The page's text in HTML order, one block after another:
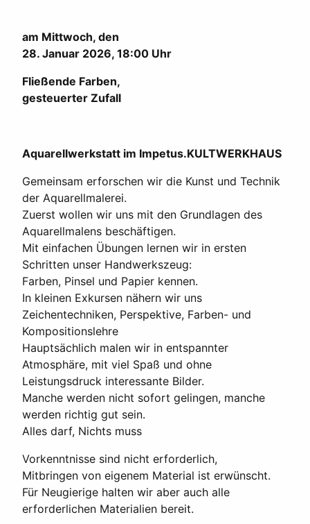
am Mittwoch, den
28. Januar 2026, 18:00 Uhr
Fließende Farben,
gesteuerter Zufall
Aquarellwerkstatt im Impetus.KULTWERKHAUS
Gemeinsam erforschen wir die Kunst und Technik
der Aquarellmalerei.
Zuerst wollen wir uns mit den Grundlagen des
Aquarellmalens beschäftigen.
Mit einfachen Übungen lernen wir in ersten
Schritten unser Handwerkszeug:
Farben, Pinsel und Papier kennen.
In kleinen Exkursen nähern wir uns
Zeichentechniken, Perspektive, Farben- und
Kompositionslehre
Hauptsächlich malen wir in entspannter
Atmosphäre, mit viel Spaß und ohne
Leistungsdruck interessante Bilder.
Manche werden nicht sofort gelingen, manche
werden richtig gut sein.
Alles darf, Nichts muss
Vorkenntnisse sind nicht erforderlich,
Mitbringen von eigenem Material ist erwünscht.
Für Neugierige halten wir aber auch alle
erforderlichen Materialien bereit.